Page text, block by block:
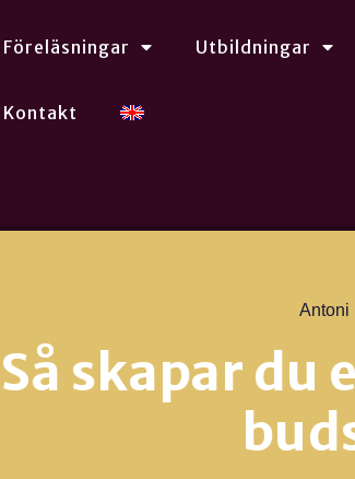
Föreläsningar Utbildningar
Kontakt
Antoni
Så skapar du